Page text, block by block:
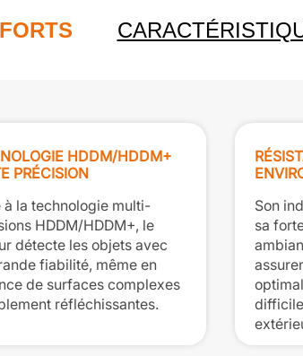
HDDM/HDDM+
PRÉCISION
à la technologie multi-
HDDM/HDDM+, le
détecte les objets avec
fiabilité, même en
de surfaces complexes
réfléchissantes.
Son
sa